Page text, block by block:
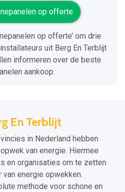
op offerte
op offerte’ om drie
uit Berg En Terblijt
informeren over de beste
aankoop.
En Terblijt
in Nederland hebben
van energie. Hiermee
en organisaties om te zetten
van energie opwekken.
methode voor schone en